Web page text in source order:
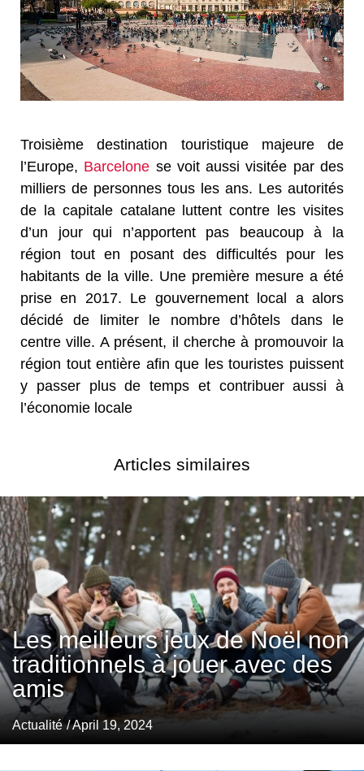
Troisième destination touristique majeure de
l’Europe, Barcelone se voit aussi visitée par des
milliers de personnes tous les ans. Les autorités
de la capitale catalane luttent contre les visites
d’un jour qui n’apportent pas beaucoup à la
région tout en posant des difficultés pour les
habitants de la ville. Une première mesure a été
prise en 2017. Le gouvernement local a alors
décidé de limiter le nombre d’hôtels dans le
centre ville. A présent, il cherche à promouvoir la
région tout entière afin que les touristes puissent
y passer plus de temps et contribuer aussi à
l’économie locale
Articles similaires
Les meilleurs jeux de Noël non
traditionnels à jouer avec des
amis
Actualité / April 19, 2024